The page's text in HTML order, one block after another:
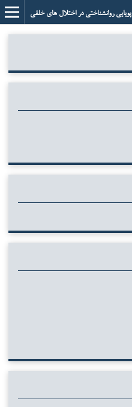
پویایی روانشناختی در اختلال های خلقی